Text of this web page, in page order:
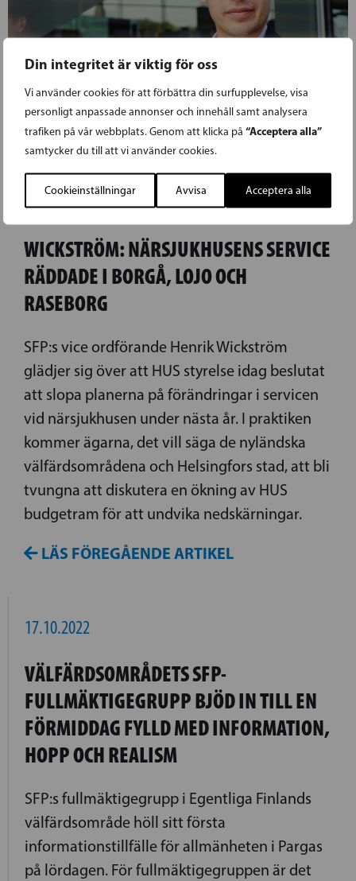
Din integritet är viktig för oss
Vi använder cookies för att förbättra din surfupplevelse, visa
personligt anpassade annonser och innehåll samt analysera
trafiken på vår webbplats. Genom att klicka på “Acceptera alla”
samtycker du till att vi använder cookies.
Cookieinställningar Avvisa Acceptera alla
17.10.2022
WICKSTRÖM: NÄRSJUKHUSENS SERVICE
RÄDDADE I BORGÅ, LOJO OCH
RASEBORG
SFP:s vice ordförande Henrik Wickström
glädjer sig över att HUS styrelse idag beslutat
att slopa planerna på förändringar i servicen
vid närsjukhusen under nästa år. I praktiken
kommer ägarna, det vill säga de nyländska
välfärdsområdena och Helsingfors stad, att bli
tvungna att diskutera en ökning av HUS
budgetram för att undvika nedskärningar.
LÄS FÖREGÅENDE ARTIKEL
17.10.2022
VÄLFÄRDSOMRÅDETS SFP-
FULLMÄKTIGEGRUPP BJÖD IN TILL EN
FÖRMIDDAG FYLLD MED INFORMATION,
HOPP OCH REALISM
SFP:s fullmäktigegrupp i Egentliga Finlands
välfärdsområde höll sitt första
informationstillfälle för allmänheten i Pargas
på lördagen. För fullmäktigegruppen är det